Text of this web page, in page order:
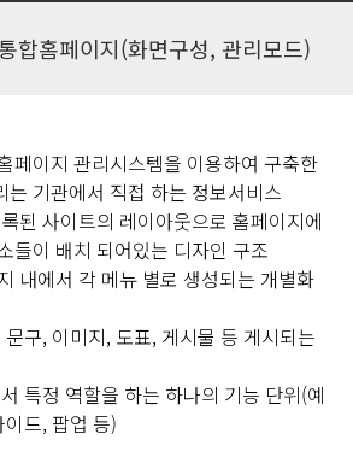
합홈페이지(화면구성, 관리모드)
페이지 관리시스템을 이용하여 구축한
는 기관에서 직접 하는 정보서비스
된 사이트의 레이아웃으로 홈페이지에
들이 배치 되어있는 디자인 구조
내에서 각 메뉴 별로 생성되는 개별화
구, 이미지, 도표, 게시물 등 게시되는
특정 역할을 하는 하나의 기능 단위(예
드, 팝업 등)